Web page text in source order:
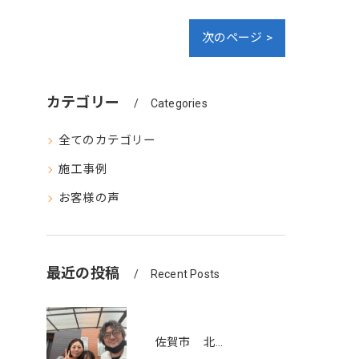
次のページ >
カテゴリー Categories
全てのカテゴリー
施工事例
お客様の声
最近の投稿 Recent Posts
佐賀市 北川副町 I様邸 屋根、外壁塗装工事